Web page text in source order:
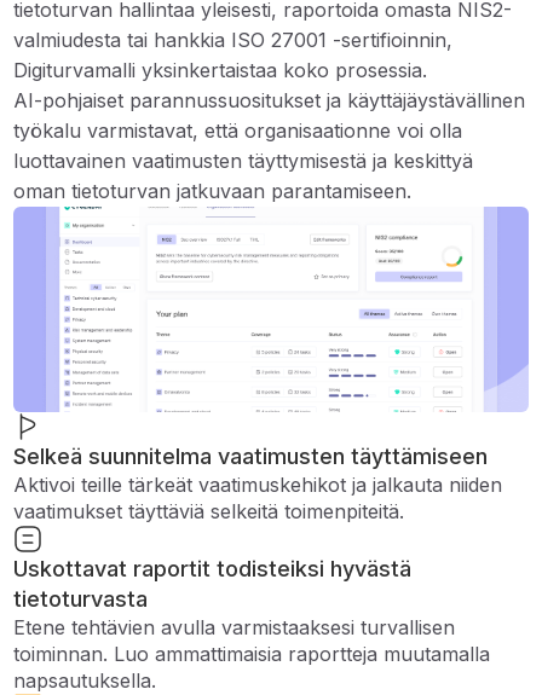
tietoturvan hallintaa yleisesti, raportoida omasta NIS2-
valmiudesta tai hankkia ISO 27001 -sertifioinnin,
Digiturvamalli yksinkertaistaa koko prosessia.
AI-pohjaiset parannussuositukset ja käyttäjäystävällinen
työkalu varmistavat, että organisaationne voi olla
luottavainen vaatimusten täyttymisestä ja keskittyä
oman tietoturvan jatkuvaan parantamiseen.
Selkeä suunnitelma vaatimusten täyttämiseen
Aktivoi teille tärkeät vaatimuskehikot ja jalkauta niiden
vaatimukset täyttäviä selkeitä toimenpiteitä.
Uskottavat raportit todisteiksi hyvästä
tietoturvasta
Etene tehtävien avulla varmistaaksesi turvallisen
toiminnan. Luo ammattimaisia ​​raportteja muutamalla
napsautuksella.